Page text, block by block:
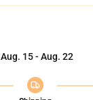
Aug. 15 - Aug. 22